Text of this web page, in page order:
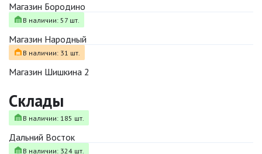
Магазин Бородино
В наличии: 57 шт.
Магазин Народный
В наличии: 31 шт.
Магазин Шишкина 2
Склады
В наличии: 185 шт.
Дальний Восток
В наличии: 324 шт.